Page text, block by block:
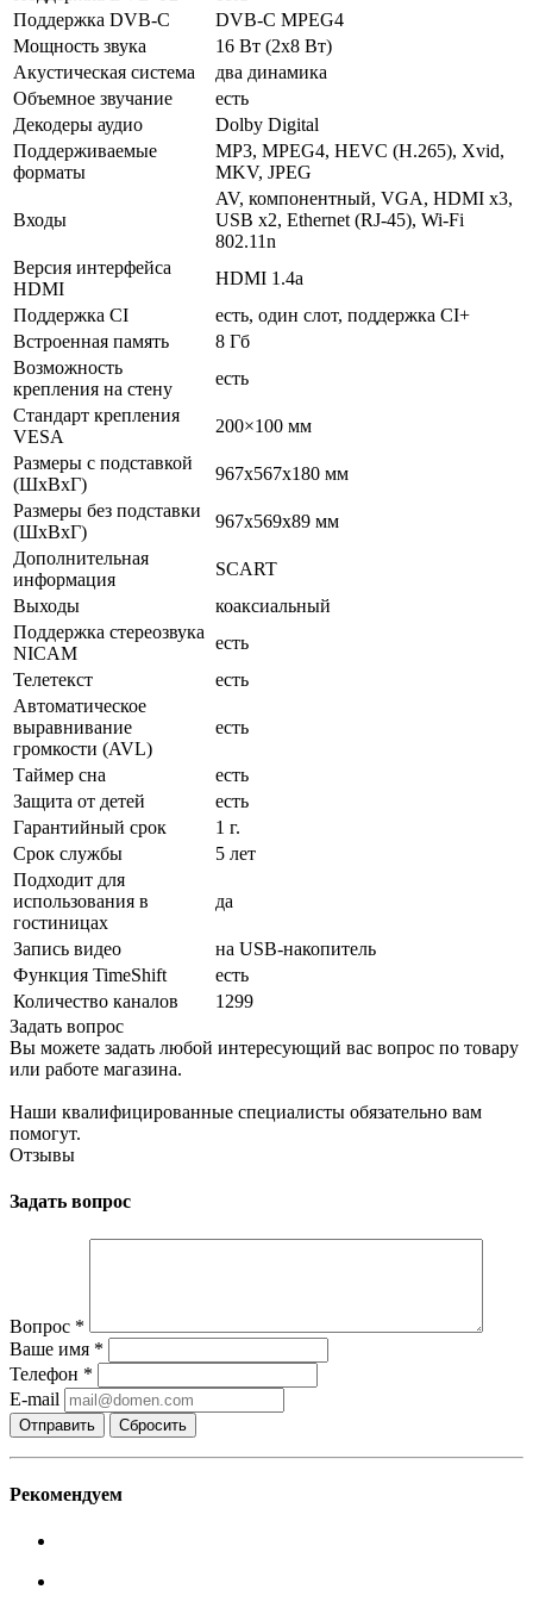
Поддержка DVB-C
DVB-C MPEG4
Мощность звука
16 Вт (2х8 Вт)
Акустическая система
два динамика
Объемное звучание
есть
Декодеры аудио
Dolby Digital
Поддерживаемые
форматы
MP3, MPEG4, HEVC (H.265), Xvid,
MKV, JPEG
Входы
AV, компонентный, VGA, HDMI x3,
USB x2, Ethernet (RJ-45), Wi-Fi
802.11n
Версия интерфейса
HDMI
HDMI 1.4a
Поддержка CI
есть, один слот, поддержка CI+
Встроенная память
8 Гб
Возможность
крепления на стену
есть
Стандарт крепления
VESA
200×100 мм
Размеры с подставкой
(ШxВxГ)
967x567x180 мм
Размеры без подставки
(ШxВxГ)
967x569x89 мм
Дополнительная
информация
SCART
Выходы
коаксиальный
Поддержка стереозвука
NICAM
есть
Телетекст
есть
Автоматическое
выравнивание
громкости (AVL)
есть
Таймер сна
есть
Защита от детей
есть
Гарантийный срок
1 г.
Срок службы
5 лет
Подходит для
использования в
гостиницах
да
Запись видео
на USB-накопитель
Функция TimeShift
есть
Количество каналов
1299
Задать вопрос
Вы можете задать любой интересующий вас вопрос по товару
или работе магазина.
Наши квалифицированные специалисты обязательно вам
помогут.
Отзывы
Задать вопрос
Вопрос *
Ваше имя *
Телефон *
E-mail
Сбросить
Рекомендуем